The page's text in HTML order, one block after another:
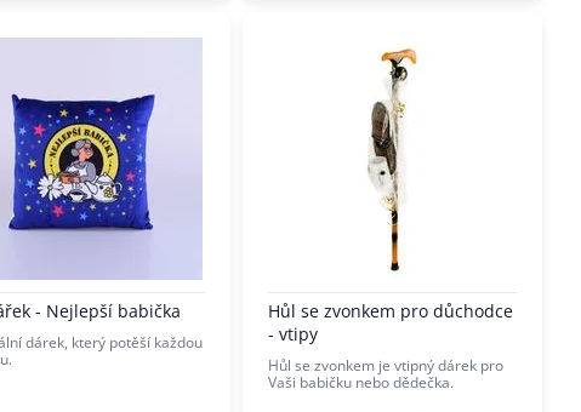
- Nejlepší babička
dárek, který potěší každou
Hůl se zvonkem pro důchodce
- vtipy
Hůl se zvonkem je vtipný dárek pro
Vaši babičku nebo dědečka.